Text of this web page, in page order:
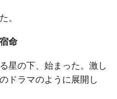
。
命
星の下、始まった。激し
ドラマのように展開し